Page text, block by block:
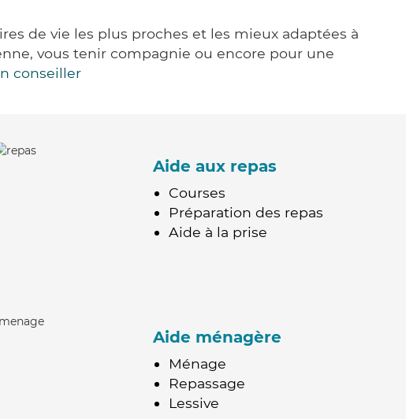
de vie les plus proches et les mieux adaptées à
vous tenir compagnie ou encore pour une
conseiller
Aide aux repas
Courses
Préparation des repas
Aide à la prise
Aide ménagère
Ménage
Repassage
Lessive